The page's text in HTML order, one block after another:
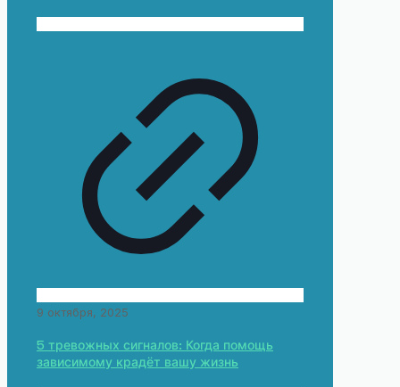
9 октября, 2025
5 тревожных сигналов: Когда помощь
зависимому крадёт вашу жизнь